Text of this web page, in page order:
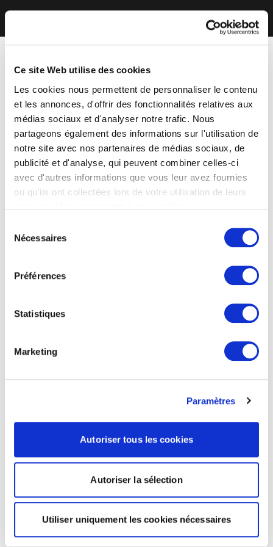
Ce site Web utilise des cookies
Les cookies nous permettent de personnaliser le contenu
et les annonces, d'offrir des fonctionnalités relatives aux
médias sociaux et d'analyser notre trafic. Nous
partageons également des informations sur l'utilisation de
notre site avec nos partenaires de médias sociaux, de
publicité et d'analyse, qui peuvent combiner celles-ci
avec d'autres informations que vous leur avez fournies
ou qu'ils ont collectées lors de votre utilisation de leurs
Nécessaires
Préférences
Statistiques
Marketing
Paramètres
Autoriser tous les cookies
Autoriser la sélection
Utiliser uniquement les cookies nécessaires